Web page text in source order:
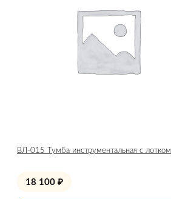
ВЛ-015 Тумба инструментальная с лотком
18 100 ₽